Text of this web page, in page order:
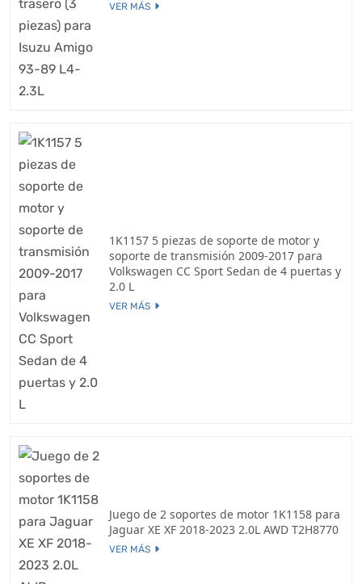
VER MÁS
1K1157 5 piezas de soporte de motor y
soporte de transmisión 2009-2017 para
Volkswagen CC Sport Sedan de 4 puertas y
2.0 L
VER MÁS
Juego de 2 soportes de motor 1K1158 para
Jaguar XE XF 2018-2023 2.0L AWD T2H8770
VER MÁS